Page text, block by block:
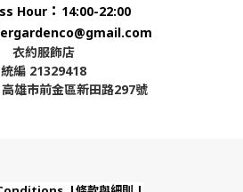
Hour ： 14:00-22:00
衣約服飾店
統編 21329418
雄市前金區新田路297號